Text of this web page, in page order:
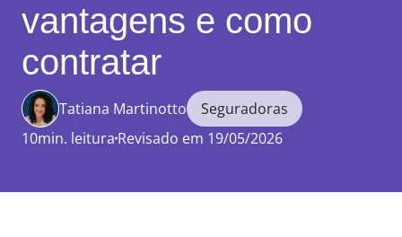
vantagens e como
contratar
Tatiana Martinotto
Seguradoras
10min. leitura Revisado em 19/05/2026